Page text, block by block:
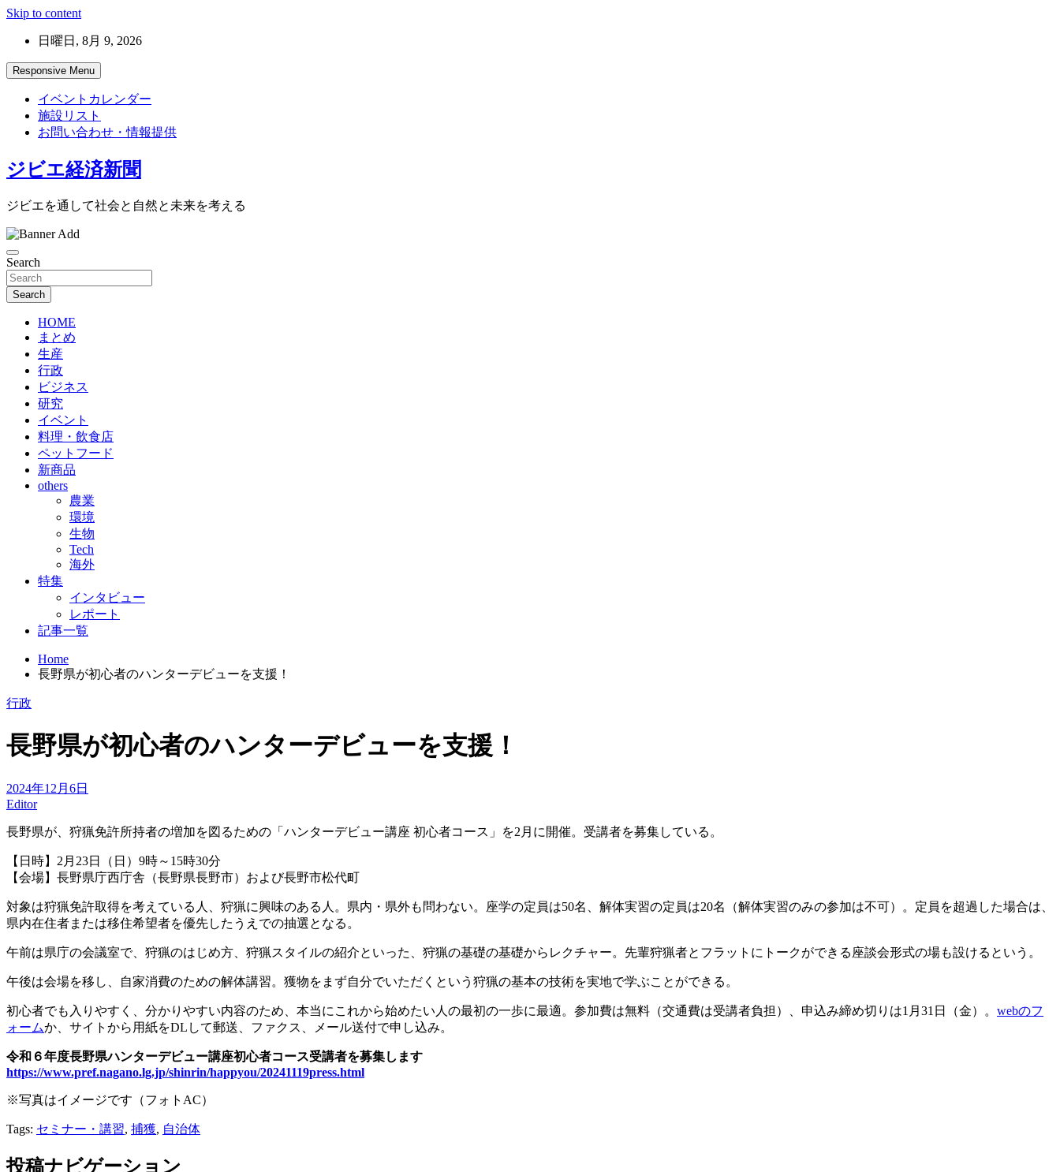
Skip to content
日曜日, 8月 9, 2026
Responsive Menu
イベントカレンダー
施設リスト
お問い合わせ・情報提供
ジビエ経済新聞
ジビエを通して社会と自然と未来を考える
Search
Search
HOME
まとめ
生産
行政
ビジネス
研究
イベント
料理・飲食店
ペットフード
新商品
others
農業
環境
生物
Tech
海外
特集
インタビュー
レポート
記事一覧
Home
長野県が初心者のハンターデビューを支援！
行政
長野県が初心者のハンターデビューを支援！
2024年12月6日
Editor
長野県が、狩猟免許所持者の増加を図るための「ハンターデビュー講座 初心者コース」を2月に開催。受講者を募集している。
【日時】2月23日（日）9時～15時30分
【会場】長野県庁西庁舎（長野県長野市）および長野市松代町
対象は狩猟免許取得を考えている人、狩猟に興味のある人。県内・県外も問わない。座学の定員は50名、解体実習の定員は20名（解体実習のみの参加は不可）。定員を超過した場合は、
県内在住者または移住希望者を優先したうえでの抽選となる。
午前は県庁の会議室で、狩猟のはじめ方、狩猟スタイルの紹介といった、狩猟の基礎の基礎からレクチャー。先輩狩猟者とフラットにトークができる座談会形式の場も設けるという。
午後は会場を移し、自家消費のための解体講習。獲物をまず自分でいただくという狩猟の基本の技術を実地で学ぶことができる。
初心者でも入りやすく、分かりやすい内容のため、本当にこれから始めたい人の最初の一歩に最適。参加費は無料（交通費は受講者負担）、申込み締め切りは1月31日（金）。 webのフ
ォームか、サイトから用紙をDLして郵送、ファクス、メール送付で申し込み。
令和６年度長野県ハンターデビュー講座初心者コース受講者を募集します
https://www.pref.nagano.lg.jp/shinrin/happyou/20241119press.html
※写真はイメージです（フォトAC）
Tags: セミナー・講習, 捕獲, 自治体
投稿ナビゲーション